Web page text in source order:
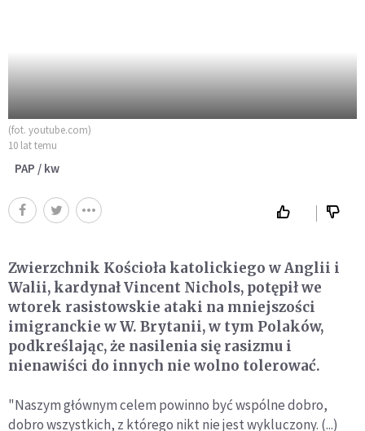
(fot. youtube.com)
10 lat temu
PAP / kw
Zwierzchnik Kościoła katolickiego w Anglii i
Walii, kardynał Vincent Nichols, potępił we
wtorek rasistowskie ataki na mniejszości
imigranckie w W. Brytanii, w tym Polaków,
podkreślając, że nasilenia się rasizmu i
nienawiści do innych nie wolno tolerować.
"Naszym głównym celem powinno być wspólne dobro,
dobro wszystkich, z którego nikt nie jest wykluczony. (...)